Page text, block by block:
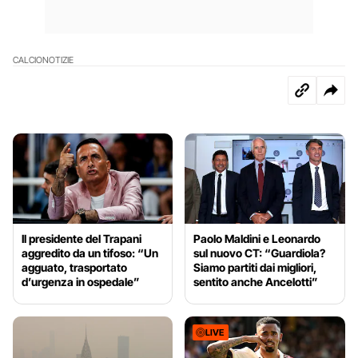
CALCIONOTIZIE
Il presidente del Trapani
aggredito da un tifoso: “Un
agguato, trasportato
d’urgenza in ospedale”
Paolo Maldini e Leonardo
sul nuovo CT: “Guardiola?
Siamo partiti dai migliori,
sentito anche Ancelotti”
LIVE